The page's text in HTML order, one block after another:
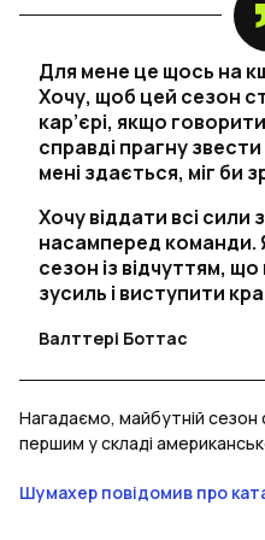
Для мене це щось на
Хочу, щоб цей сезон
кар’єрі, якщо
справді прагну звести
мені здається, міг би
Хочу віддати всі сили
насамперед
сезон із відчуттям,
зусиль і виступити
Валттері Боттас
Нагадаємо, майбутній сезон
першим у складі
Шумахер повідомив про